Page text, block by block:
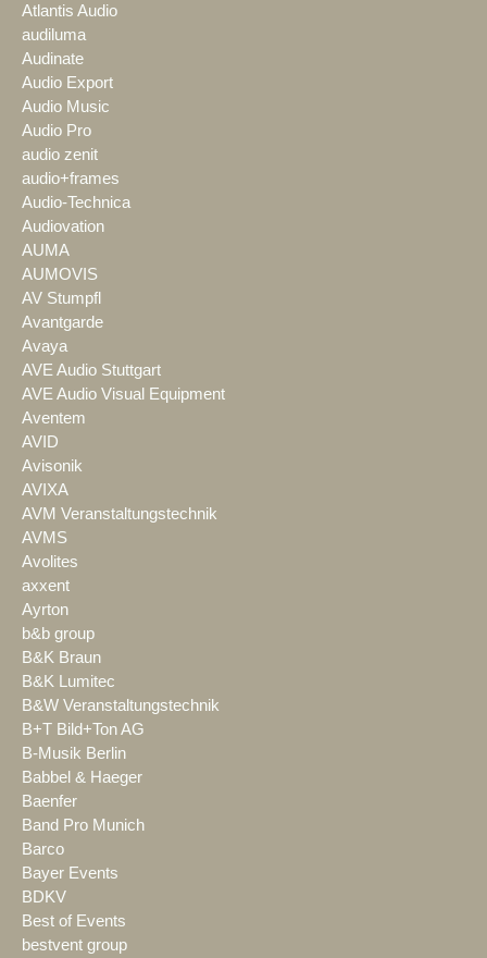
Atlantis Audio
audiluma
Audinate
Audio Export
Audio Music
Audio Pro
audio zenit
audio+frames
Audio-Technica
Audiovation
AUMA
AUMOVIS
AV Stumpfl
Avantgarde
Avaya
AVE Audio Stuttgart
AVE Audio Visual Equipment
Aventem
AVID
Avisonik
AVIXA
AVM Veranstaltungstechnik
AVMS
Avolites
axxent
Ayrton
b&b group
B&K Braun
B&K Lumitec
B&W Veranstaltungstechnik
B+T Bild+Ton AG
B-Musik Berlin
Babbel & Haeger
Baenfer
Band Pro Munich
Barco
Bayer Events
BDKV
Best of Events
bestvent group